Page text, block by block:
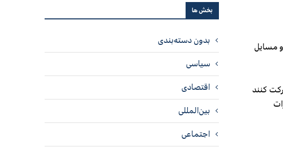
و مسايل
كنند
بخش ها
بدون دسته‌بندی
سیاسی
اقتصادی
بین‌المللی
اجتماعی